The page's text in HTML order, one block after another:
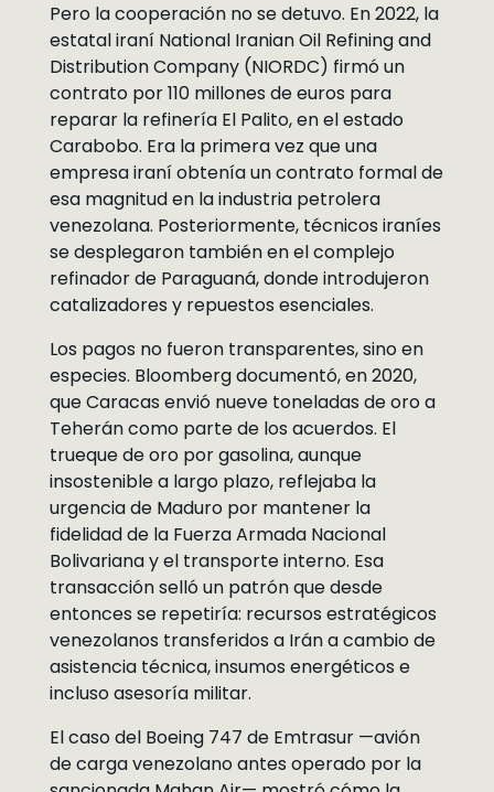
Pero la cooperación no se detuvo. En 2022, la
estatal iraní National Iranian Oil Refining and
Distribution Company (NIORDC) firmó un
contrato por 110 millones de euros para
reparar la refinería El Palito, en el estado
Carabobo. Era la primera vez que una
empresa iraní obtenía un contrato formal de
esa magnitud en la industria petrolera
venezolana. Posteriormente, técnicos iraníes
se desplegaron también en el complejo
refinador de Paraguaná, donde introdujeron
catalizadores y repuestos esenciales.
Los pagos no fueron transparentes, sino en
especies. Bloomberg documentó, en 2020,
que Caracas envió nueve toneladas de oro a
Teherán como parte de los acuerdos. El
trueque de oro por gasolina, aunque
insostenible a largo plazo, reflejaba la
urgencia de Maduro por mantener la
fidelidad de la Fuerza Armada Nacional
Bolivariana y el transporte interno. Esa
transacción selló un patrón que desde
entonces se repetiría: recursos estratégicos
venezolanos transferidos a Irán a cambio de
asistencia técnica, insumos energéticos e
incluso asesoría militar.
El caso del Boeing 747 de Emtrasur —avión
de carga venezolano antes operado por la